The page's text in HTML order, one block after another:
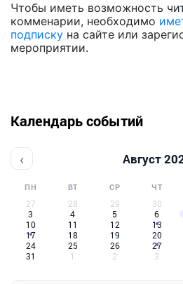
Чтобы иметь возможность
комменарии, необходимо
подписку на сайте или
мероприятии.
Календарь событий
‹ Август
ПН ВТ СР ЧТ
27 28 29 30
3
4 5 6
10
11 12 13
17
18 19 20
24
25 26 27
31
1 2 3